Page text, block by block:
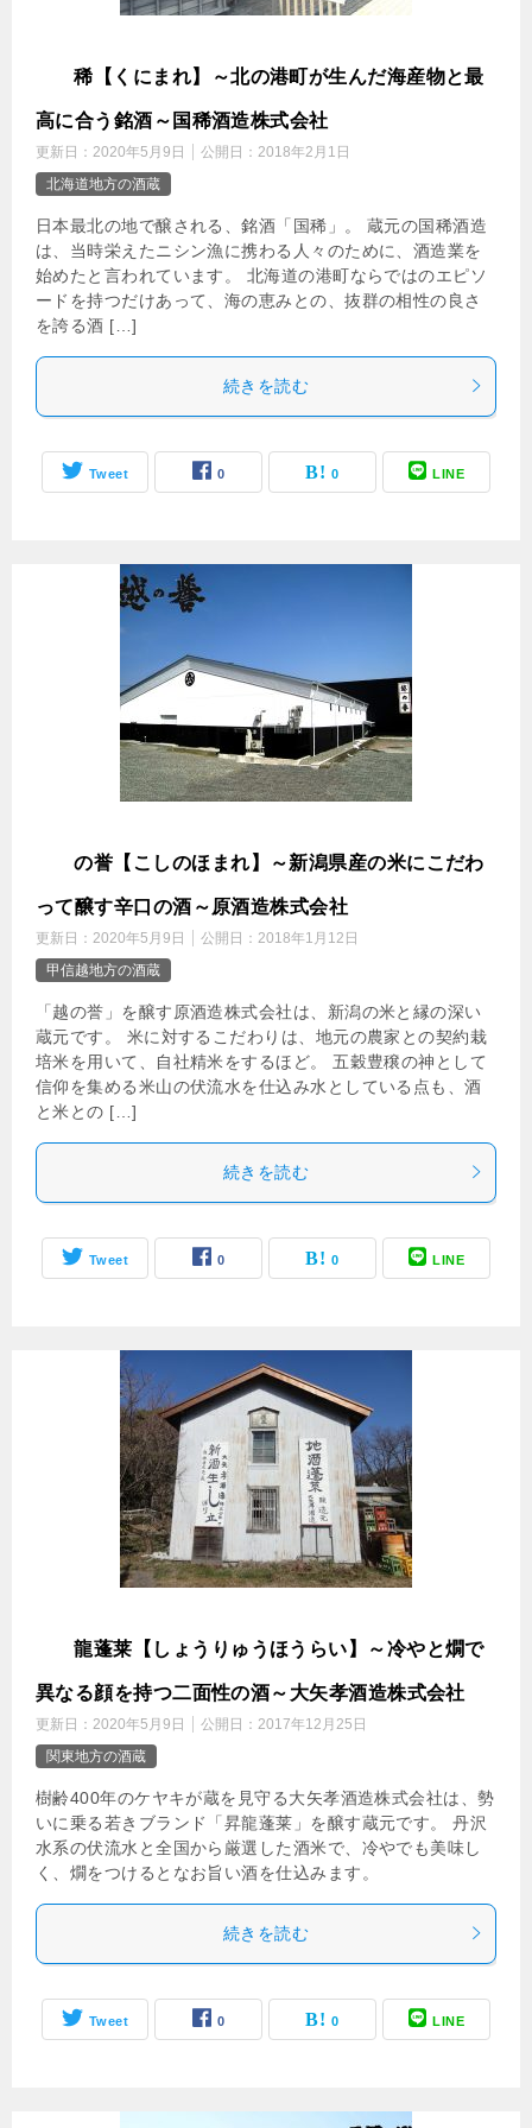
国稀【くにまれ】～北の港町が生んだ海産物と最
高に合う銘酒～国稀酒造株式会社
更新日： 2020年5月9日 公開日： 2018年2月1日
北海道地方の酒蔵
日本最北の地で醸される、銘酒「国稀」。 蔵元の国稀酒造
は、当時栄えたニシン漁に携わる人々のために、酒造業を
始めたと言われています。 北海道の港町ならではのエピソ
ードを持つだけあって、海の恵みとの、抜群の相性の良さ
を誇る酒 […]
続きを読む
Tweet 0 0 LINE
越の誉【こしのほまれ】～新潟県産の米にこだわ
って醸す辛口の酒～原酒造株式会社
更新日： 2020年5月9日 公開日： 2018年1月12日
甲信越地方の酒蔵
「越の誉」を醸す原酒造株式会社は、新潟の米と縁の深い
蔵元です。 米に対するこだわりは、地元の農家との契約栽
培米を用いて、自社精米をするほど。 五穀豊穣の神として
信仰を集める米山の伏流水を仕込み水としている点も、酒
と米との […]
続きを読む
Tweet 0 0 LINE
昇龍蓬莱【しょうりゅうほうらい】～冷やと燗で
異なる顔を持つ二面性の酒～大矢孝酒造株式会社
更新日： 2020年5月9日 公開日： 2017年12月25日
関東地方の酒蔵
樹齢400年のケヤキが蔵を見守る大矢孝酒造株式会社は、勢
いに乗る若きブランド「昇龍蓬莱」を醸す蔵元です。 丹沢
水系の伏流水と全国から厳選した酒米で、冷やでも美味し
く、燗をつけるとなお旨い酒を仕込みます。
続きを読む
Tweet 0 0 LINE